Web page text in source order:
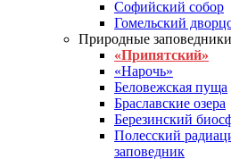
Софийский собор
Гомельский
Природные заповедники
«Припятский»
«Нарочь»
Беловежская пуща
Браславские озера
Березинский
Полесский
заповедник